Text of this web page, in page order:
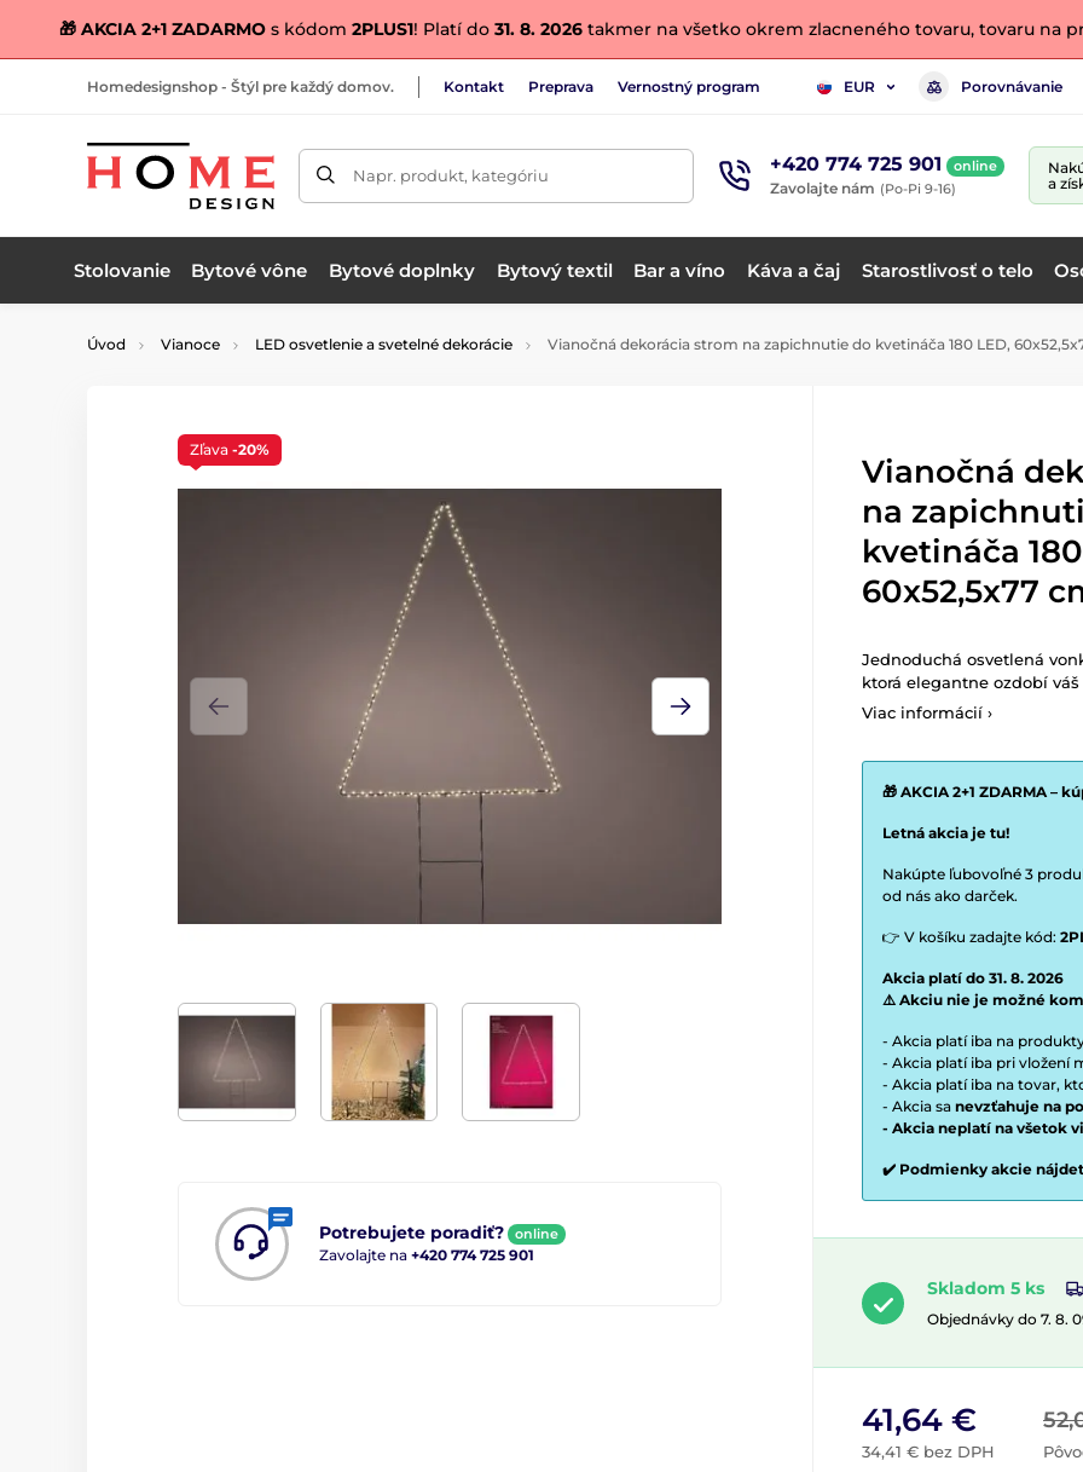
🎁 AKCIA 2+1 ZADARMO s kódom 2PLUS1! Platí do 31. 8. 2026 takmer na všetko okrem zlacneného tovaru, tovaru na
Homedesignshop - Štýl pre každý domov. Kontakt Preprava Vernostný program EUR Porovnávanie
Napr. produkt, kategóriu +420 774 725 901 online
Zavolajte nám (Po-Pi 9-16)
a
Stolovanie Bytové vône Bytové doplnky Bytový textil Bar a víno Káva a čaj Starostlivosť o telo
Úvod Vianoce LED osvetlenie a svetelné dekorácie Vianočná dekorácia strom na zapichnutie do kvetináča 180 LED,
Potrebujete poradiť? online
Zavolajte na +420 774 725 901
Zľava -20%
Vianočná
na
kvetináča
60x52,5x77
Jednoduchá osvetlená
ktorá elegantne ozdobí
Viac informácií ›
🎁 AKCIA 2+1 ZDARMA –
Letná akcia je tu!
Nakúpte ľubovoľné 3
od nás ako darček.
👉 V košíku zadajte kód:
Akcia platí do 31. 8. 2026
⚠️ Akciu nie je možné
- Akcia platí iba na
- Akcia platí iba pri vložení
- Akcia platí iba na tovar,
- Akcia sa nevzťahuje na
- Akcia neplatí na všetok
✔️ Podmienky akcie
Skladom 5 ks
Objednávky do 7. 8.
41,64 €
34,41 € bez DPH